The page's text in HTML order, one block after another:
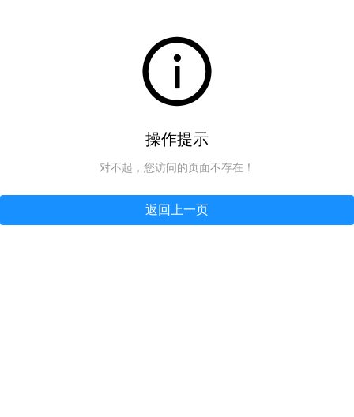
操作提示
对不起，您访问的页面不存在！
返回上一页